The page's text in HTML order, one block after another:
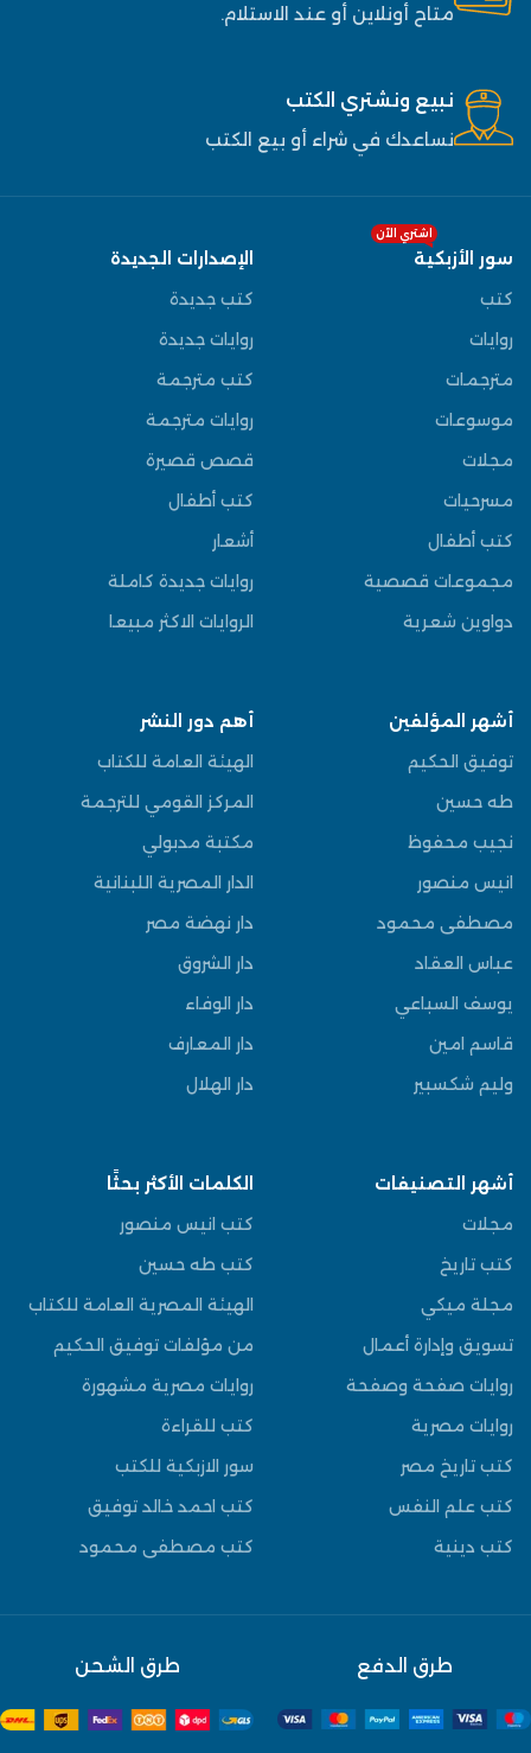
متاح أونلاين أو عند الاستلام.
نبيع ونشتري الكتب
نساعدك في شراء أو بيع الكتب
سور الأزبكية
اشتري الآن
كتب
روايات
مترجمات
موسوعات
مجلات
مسرحيات
كتب أطفال
مجموعات قصصية
دواوين شعرية
الإصدارات الجديدة
كتب جديدة
روايات جديدة
كتب مترجمة
روايات مترجمة
قصص قصيرة
كتب أطفال
أشعار
روايات جديدة كاملة
الروايات الاكثر مبيعا
أشهر المؤلفين
توفيق الحكيم
طه حسين
نجيب محفوظ
انيس منصور
مصطفى محمود
عباس العقاد
يوسف السباعي
قاسم امين
وليم شكسبير
أهم دور النشر
الهيئة العامة للكتاب
المركز القومي للترجمة
مكتبة مدبولي
الدار المصرية اللبنانية
دار نهضة مصر
دار الشروق
دار الوفاء
دار المعارف
دار الهلال
أشهر التصنيفات
مجلات
كتب تاريخ
مجلة ميكي
تسويق وإدارة أعمال
روايات صفحة وصفحة
روايات مصرية
كتب تاريخ مصر
كتب علم النفس
كتب دينية
الكلمات الأكثر بحثًا
كتب انيس منصور
كتب طه حسين
الهيئة المصرية العامة للكتاب
من مؤلفات توفيق الحكيم
روايات مصرية مشهورة
كتب للقراءة
سور الازبكية للكتب
كتب احمد خالد توفيق
كتب مصطفى محمود
طرق الدفع طرق الشحن